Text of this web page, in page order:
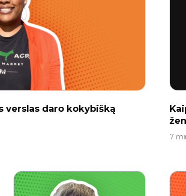
verslas daro kokybišką
7